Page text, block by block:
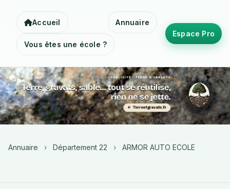
Accueil Annuaire
Vous êtes une école ?
Espace Pro
Annuaire › Département 22 › ARMOR AUTO ECOLE